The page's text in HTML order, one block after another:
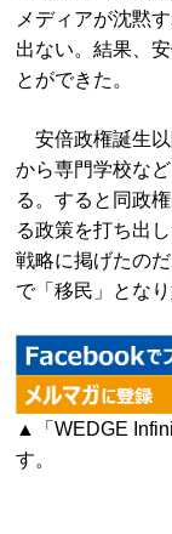
メディアが沈黙
出ない。結果、
とができた。
安倍政権誕生以
から専門学校な
る。すると同政
る政策を打ち出
戦略に掲げたの
で「移民」となり
▲「WEDGE
す。